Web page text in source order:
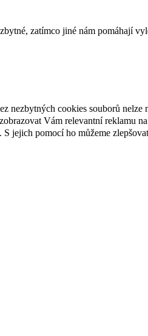
zatímco jiné nám pomáhají
nezbytných cookies souborů nelze
Vám relevantní reklamu
jejich pomocí ho můžeme